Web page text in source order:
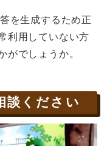
を生成するため正
利用していない方
がでしょうか。
ください